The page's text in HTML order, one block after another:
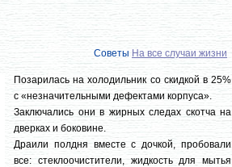
Советы На все случаи жизни
Позарилась на холодильник со скидкой в 25%
с «незначительными дефектами корпуса».
Заключались они в жирных следах скотча на
дверках и боковине.
Драили полдня вместе с дочкой, пробовали
все: стеклоочистители, жидкость для мытья